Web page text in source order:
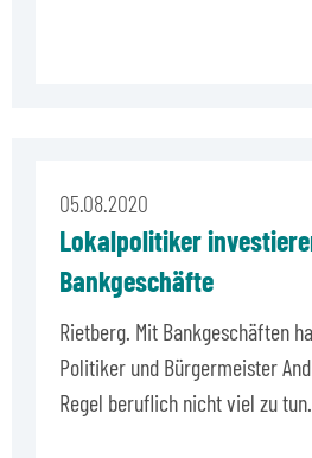
05.08.2020
Lokalpolitiker
Bankgeschäfte
Rietberg. Mit Bankgeschäften
Politiker und Bürgermeister
Regel beruflich nicht viel zu